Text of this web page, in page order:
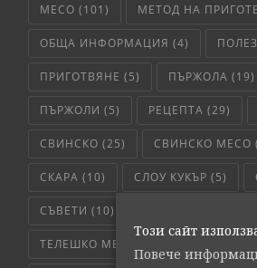
МЕСО (101) МЕТОД НА
ОБЩА ИНФОРМАЦИЯ (4)
ПРИГОТВЯНЕ (5) ПЪРЖОЛА (19)
ПЪРЖОЛИ (5) РЕЦЕПТА (29)
СВИНСКО (25) СВИНСКО МЕСО
СКАРА (10) СЛОУ КУКЪР (5)
СЪВЕТИ (10)
ТЕЛЕШКО МЕСО
Този сайт
Повече